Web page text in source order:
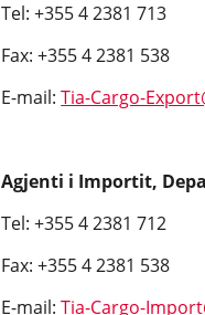
Tel: +355 4 2381 713
Fax: +355 4 2381 538
E-mail:Tia-Cargo-
Agjenti i Importit,
Tel: +355 4 2381 712
Fax: +355 4 2381 538
E-mail:Tia-Cargo-